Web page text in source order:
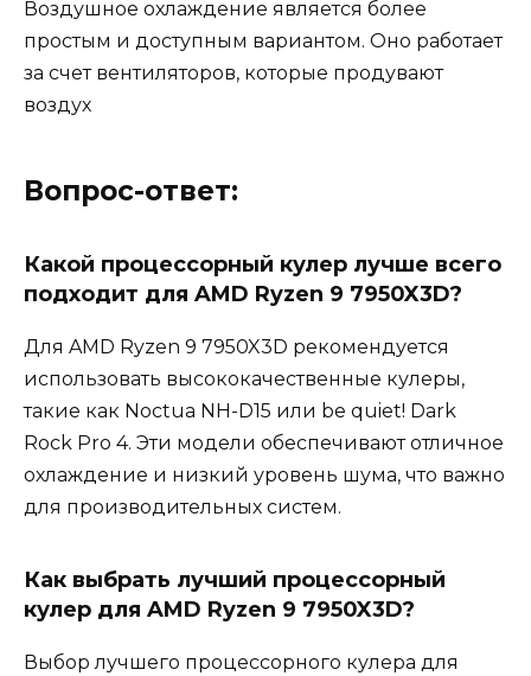
Воздушное охлаждение является более
простым и доступным вариантом. Оно работает
за счет вентиляторов, которые продувают
воздух
Вопрос-ответ:
Какой процессорный кулер лучше всего
подходит для AMD Ryzen 9 7950X3D?
Для AMD Ryzen 9 7950X3D рекомендуется
использовать высококачественные кулеры,
такие как Noctua NH-D15 или be quiet! Dark
Rock Pro 4. Эти модели обеспечивают отличное
охлаждение и низкий уровень шума, что важно
для производительных систем.
Как выбрать лучший процессорный
кулер для AMD Ryzen 9 7950X3D?
Выбор лучшего процессорного кулера для